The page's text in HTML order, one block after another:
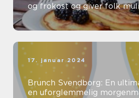
og frokost og giver folk
nyde en lækker og afslappet
17. januar 2024
Brunch Svendborg: En
en uforglemmelig